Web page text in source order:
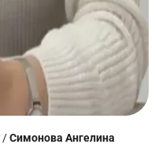
/Симонова Ангелина